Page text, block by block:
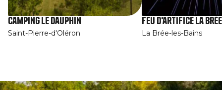
Camping Le Dauphin
Saint-Pierre-d'Oléron
Feu d'artifice La
La Brée-les-Bains
Afbeelding